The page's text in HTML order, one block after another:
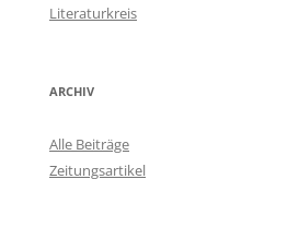
Literaturkreis
ARCHIV
Alle Beiträge
Zeitungsartikel